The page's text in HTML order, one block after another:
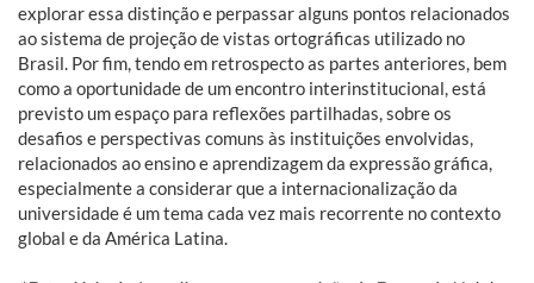
explorar essa distinção e perpassar alguns pontos relacionados
ao sistema de projeção de vistas ortográficas utilizado no
Brasil. Por fim, tendo em retrospecto as partes anteriores, bem
como a oportunidade de um encontro interinstitucional, está
previsto um espaço para reflexões partilhadas, sobre os
desafios e perspectivas comuns às instituições envolvidas,
relacionados ao ensino e aprendizagem da expressão gráfica,
especialmente a considerar que a internacionalização da
universidade é um tema cada vez mais recorrente no contexto
global e da América Latina.